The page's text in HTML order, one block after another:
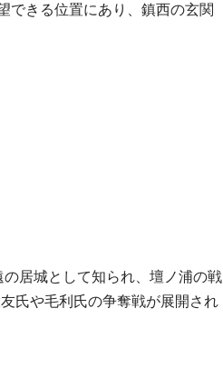
できる位置にあり、鎮西の玄関
居城として知られ、壇ノ浦の戦
氏や毛利氏の争奪戦が展開され